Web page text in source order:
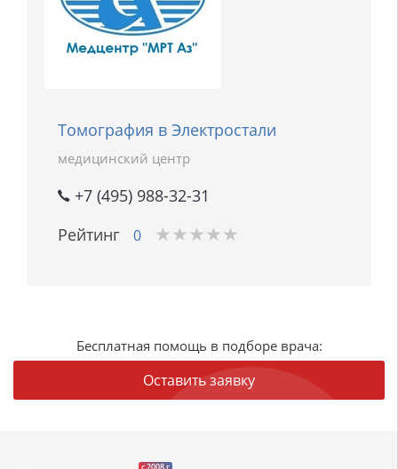
Томография в Электростали
медицинский центр
+7 (495) 988-32-31
Рейтинг
0 ★ ★ ★ ★ ★
★ ★ ★ ★ ★
Бесплатная помощь в подборе врача:
Оставить заявку